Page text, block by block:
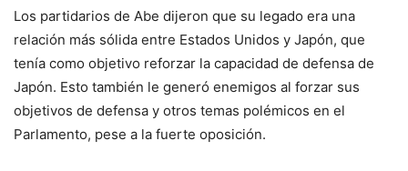
Los partidarios de Abe dijeron que su legado era una
relación más sólida entre Estados Unidos y Japón, que
tenía como objetivo reforzar la capacidad de defensa de
Japón. Esto también le generó enemigos al forzar sus
objetivos de defensa y otros temas polémicos en el
Parlamento, pese a la fuerte oposición.